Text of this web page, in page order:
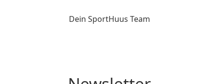
Dein SportHuus Team